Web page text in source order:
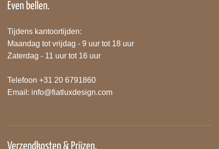
Even bellen.
Tijdens kantoortijden:
Maandag tot vrijdag - 9 uur tot 18 uur
Zaterdag - 11 uur tot 16 uur
Telefoon +31 20 6791860
Email: info@fiatluxdesign.com
Verzendkosten & Prijzen.